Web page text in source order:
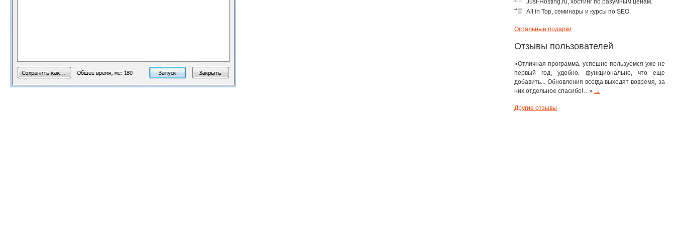
Just-Hosting.ru, хостинг по разумным ценам.
All in Top, семинары и курсы по SEO.
Остальные подарки
Отзывы пользователей
«Отличная программа, успешно пользуемся уже не
первый год, удобно, функционально, что еще
добавить... Обновления всегда выходят вовремя, за
них отдельное спасибо!…» →
Другие отзывы